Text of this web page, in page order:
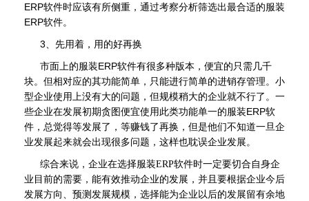
ERP软件时应该有所侧重，通过考察分析筛选出最合适的服装
ERP软件。
3、先用着，用的好再换
市面上的服装ERP软件有很多种版本，便宜的只需几千
块。但相对应的其功能简单，只能进行简单的进销存管理。小
型企业使用上没有大的问题，但规模稍大的企业就不行了。一
些企业在发展初期贪图便宜使用此类功能单一的服装ERP软
件，总觉得等发展了，等赚钱了再换，但是他们不知道一旦企
业发展起来就会出现很多问题，这样也耽误企业发展。
综合来说，企业在选择服装ERP软件时一定要切合自身企
业目前的需要，能有效推动企业的发展，并且要根据企业今后
发展方向、预测发展规模，选择能为企业以后的发展留有余地